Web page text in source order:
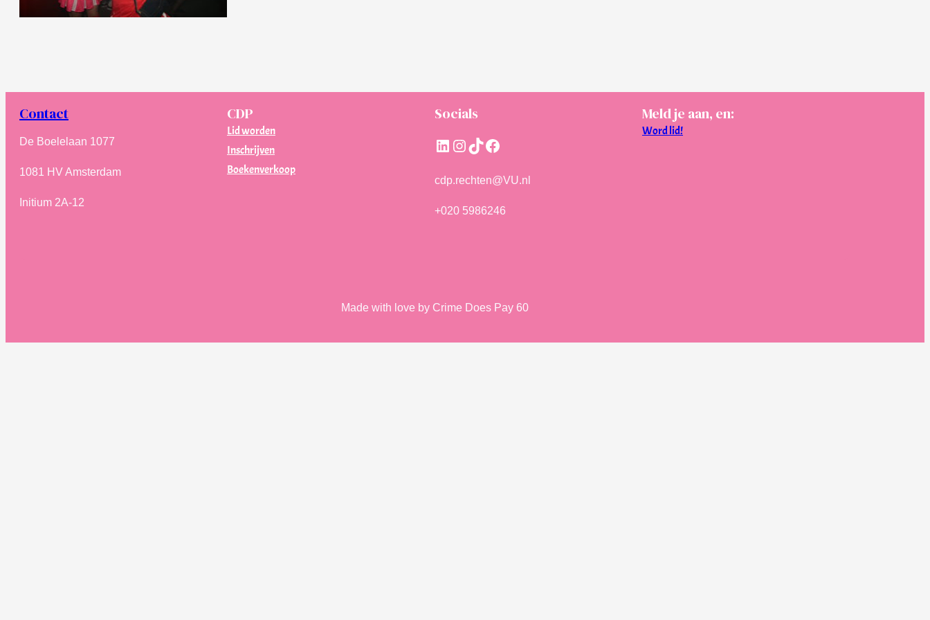
Contact
De Boelelaan 1077
1081 HV Amsterdam
Initium 2A-12
CDP
Lid worden
Inschrijven
Boekenverkoop
Socials
LinkedIn
Instagram
TikTokFacebook
cdp.rechten@VU.nl
+020 5986246
Meld je aan, en:
Word lid!
Made with love by Crime Does Pay 60